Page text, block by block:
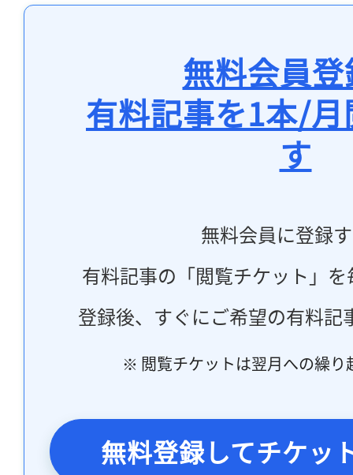
無料会員
有料記事を1本/
す
無料会員に登録
有料記事の「閲覧チケット」
登録後、すぐにご希望の有料記
※ 閲覧チケットは翌月への繰り
無料登録してチケッ